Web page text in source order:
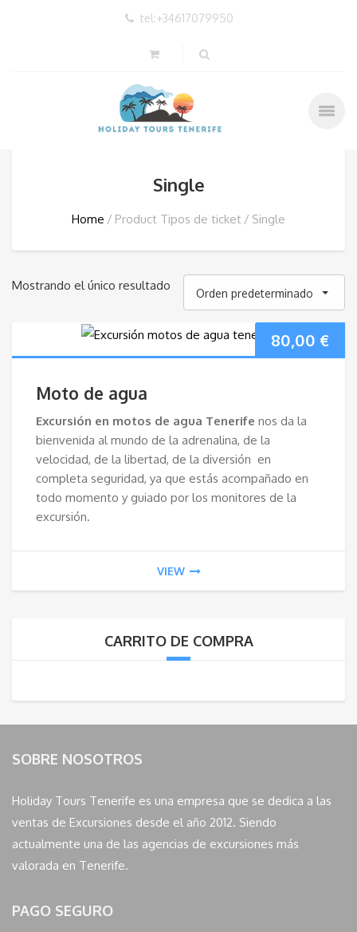
tel:+34617079950
Single
Home Product Tipos de ticket Single
Mostrando el único resultado
Orden predeterminado
80,00 €
Moto de agua
Excursión en motos de agua Tenerife nos da la
bienvenida al mundo de la adrenalina, de la
velocidad, de la libertad, de la diversión en
completa seguridad, ya que estás acompañado en
todo momento y guiado por los monitores de la
excursión.
VIEW
CARRITO DE COMPRA
SOBRE NOSOTROS
Holiday Tours Tenerife es una empresa que se dedica a las
ventas de Excursiones desde el año 2012. Siendo
actualmente una de las agencias de excursiones más
valorada en Tenerife.
PAGO SEGURO